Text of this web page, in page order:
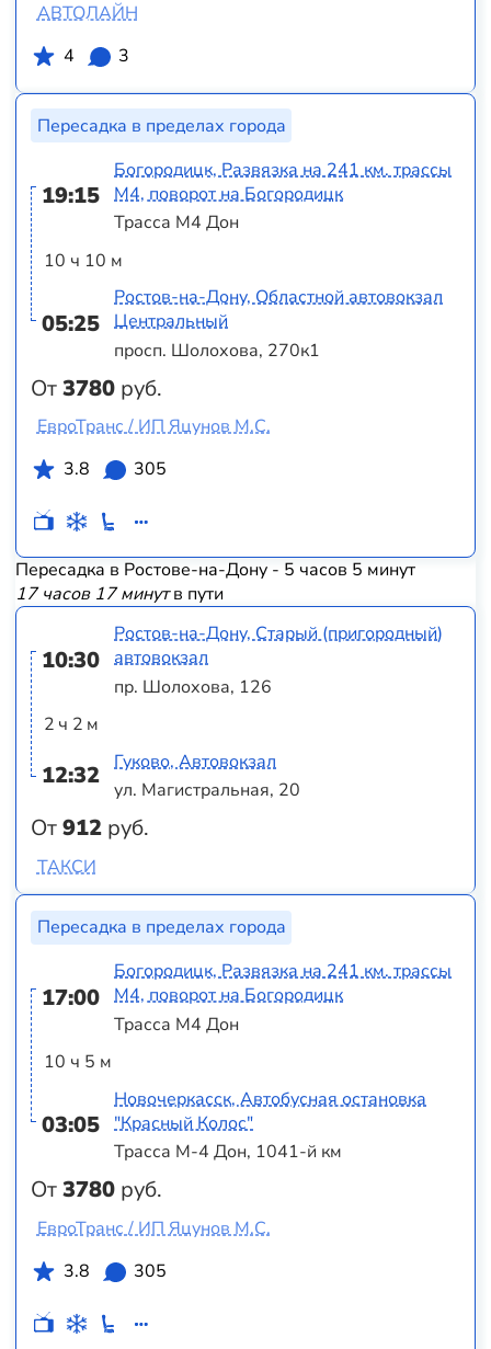
АВТОЛАЙН
4
3
Пересадка в пределах города
19:15
10 ч 10 м
05:25
От3780 руб.
Богородицк, Развязка на 241 км. трассы
М4, поворот на Богородицк
Трасса М4 Дон
Ростов-на-Дону, Областной автовокзал
Центральный
просп. Шолохова, 270к1
ЕвроТранс / ИП Яцунов М.С.
3.8
305
Пересадка в Ростове-на-Дону - 5 часов 5 минут
17 часов 17 минутв пути
10:30
2 ч 2 м
12:32
От912 руб.
Ростов-на-Дону, Старый (пригородный)
автовокзал
пр. Шолохова, 126
Гуково, Автовокзал
ул. Магистральная, 20
ТАКСИ
Пересадка в пределах города
17:00
10 ч 5 м
03:05
От3780 руб.
Богородицк, Развязка на 241 км. трассы
М4, поворот на Богородицк
Трасса М4 Дон
Новочеркасск, Автобусная остановка
"Красный Колос"
Трасса М-4 Дон, 1041-й км
ЕвроТранс / ИП Яцунов М.С.
3.8
305